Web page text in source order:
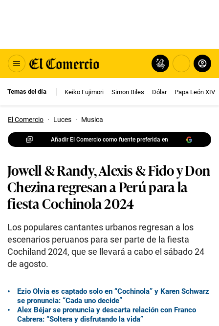
Temas del día Keiko Fujimori Simon Biles Dólar Papa León XIV
El Comercio · Luces · Musica
Añadir El Comercio como fuente preferida en
Jowell & Randy, Alexis & Fido y Don
Chezina regresan a Perú para la
fiesta Cochinola 2024
Los populares cantantes urbanos regresan a los
escenarios peruanos para ser parte de la fiesta
Cochiland 2024, que se llevará a cabo el sábado 24
de agosto.
Ezio Olvia es captado solo en “Cochinola” y Karen Schwarz
se pronuncia: “Cada uno decide”
Alex Béjar se pronuncia y descarta relación con Franco
Cabrera: “Soltera y disfrutando la vida”